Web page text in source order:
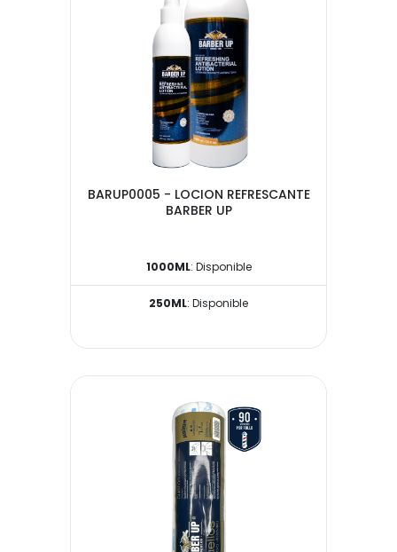
BARUP0005 - LOCION REFRESCANTE
BARBER UP
1000ML: Disponible
250ML: Disponible